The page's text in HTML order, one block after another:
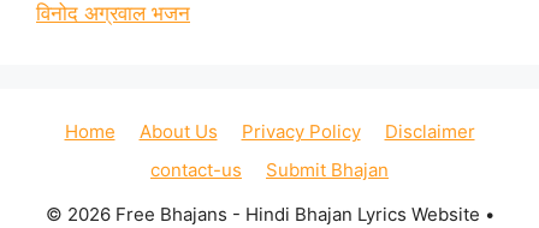
विनोद अग्रवाल भजन
Home About Us Privacy Policy
Disclaimer
contact-us
Submit Bhajan
© 2026 Free Bhajans - Hindi Bhajan Lyrics Website •